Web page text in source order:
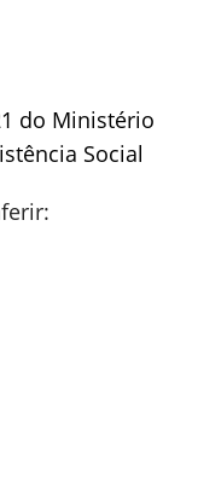
do Ministério
Social